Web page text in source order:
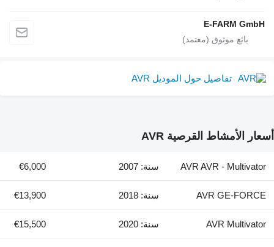
E-FARM GmbH
تفاصيل حول الموديل AVR
أسعار الأمشاط القرصية AVR
AVR AVR - Multivator سنة: 2007 €6,000
AVR GE-FORCE سنة: 2018 €13,900
AVR Multivator سنة: 2020 €15,500